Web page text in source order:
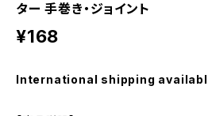
ター 手巻き・ジョイント
¥168
International shipping